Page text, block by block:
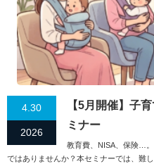
4.30
2026
【5月開催】子
ミナー
教育費、NISA、保険…
ではありませんか？本セミナーでは、難